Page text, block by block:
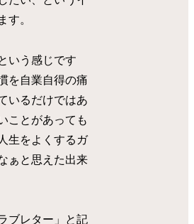
す。
いう感じです
を自業自得の痛
いるだけではあ
ことがあっても
生をよくするガ
ぁと思えた出来
ブレター」と記